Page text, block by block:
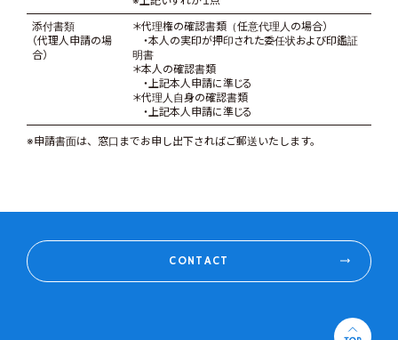
添付書類
（代理人申請の場
合）
＊代理権の確認書類（任意代理人の場合）
・本人の実印が押印された委任状および印鑑証
明書
＊本人の確認書類
・上記本人申請に準じる
＊代理人自身の確認書類
・上記本人申請に準じる
※申請書面は、窓口までお申し出下さればご郵送いたします。
CONTACT